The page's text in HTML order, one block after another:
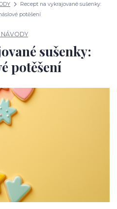
Recept na vykrajované sušenky:
potěšení
NÁVODY
sušenky:
potěšení